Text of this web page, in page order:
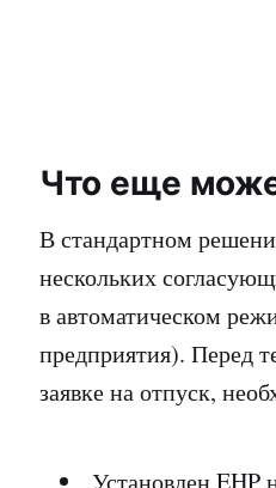
Что еще
В стандартном
нескольких
в автоматическом
предприятия). Перед
заявке на отпуск,
Установлен EHP